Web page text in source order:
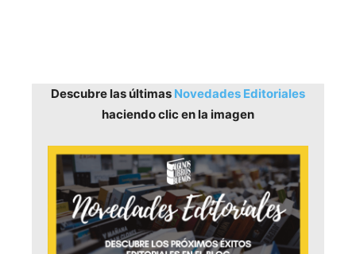
Descubre las últimas Novedades Editoriales
haciendo clic en la imagen